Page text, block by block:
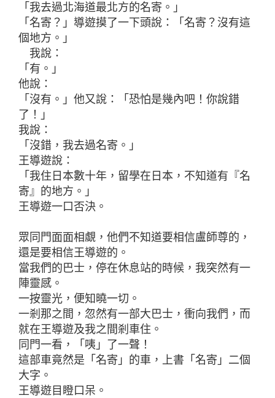
「我去過北海道最北方的名寄。」
「名寄？」導遊摸了一下頭說：「名寄？沒有這
個地方。」
我說：
「有。」
他說：
「沒有。」他又說：「恐怕是幾內吧！你說錯
了！」
我說：
「沒錯，我去過名寄。」
王導遊說：
「我住日本數十年，留學在日本，不知道有『名
寄』的地方。」
王導遊一口否決。
眾同門面面相覷，他們不知道要相信盧師尊的，
還是要相信王導遊的。
當我們的巴士，停在休息站的時候，我突然有一
陣靈感。
一按靈光，便知曉一切。
一剎那之間，忽然有一部大巴士，衝向我們，而
就在王導遊及我之間剎車住。
同門一看，「咦」了一聲！
這部車竟然是「名寄」的車，上書「名寄」二個
大字。
王導遊目瞪口呆。